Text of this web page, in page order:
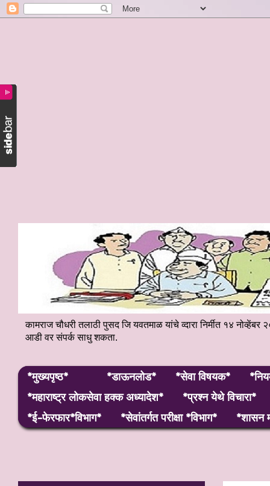
कामराज चौधरी तलाठी पुसद जि यवतमाळ यांचे व्दारा निर्मीत १४
आडी वर संपर्क साधु शकता.
*मुख्यपृष्ठ* *डाऊनलोड* *सेवा विषयक*
*महाराष्ट्र लाेकसेवा हक्क अध्यादेश*
*प्रश्न येथे विचारा*
*ई-फेरफार*विभाग*
*सेवांतर्गत परीक्षा *विभाग* *शासन